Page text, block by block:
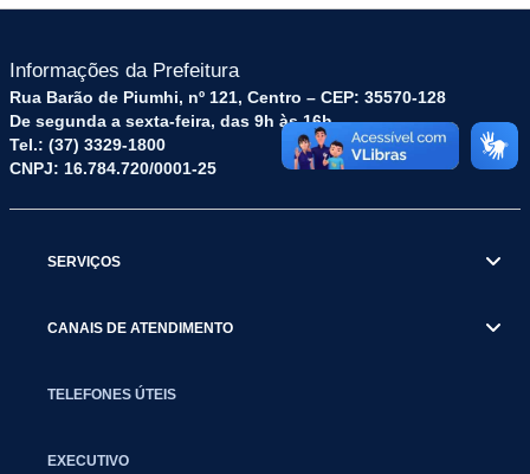
Informações da Prefeitura
Rua Barão de Piumhi, nº 121, Centro – CEP: 35570-128
De segunda a sexta-feira, das 9h às 16h
Tel.: (37) 3329-1800
CNPJ: 16.784.720/0001-25
SERVIÇOS
CANAIS DE ATENDIMENTO
TELEFONES ÚTEIS
EXECUTIVO